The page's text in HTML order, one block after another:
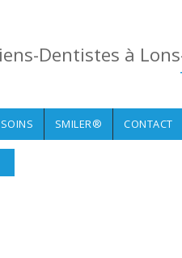
Dentistes à
SOINS SMILER® CONTACT